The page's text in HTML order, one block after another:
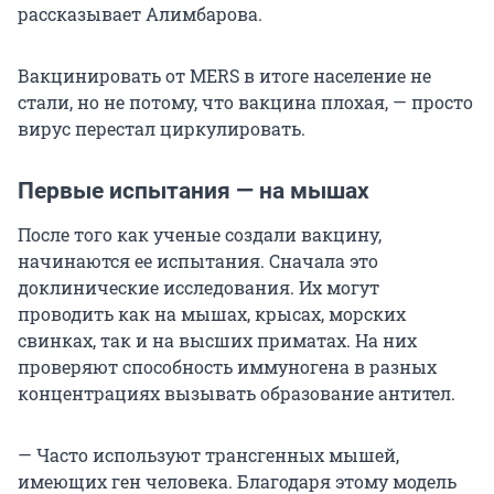
рассказывает Алимбарова.
Вакцинировать от MERS в итоге население не
стали, но не потому, что вакцина плохая, — просто
вирус перестал циркулировать.
Первые испытания — на мышах
После того как ученые создали вакцину,
начинаются ее испытания. Сначала это
доклинические исследования. Их могут
проводить как на мышах, крысах, морских
свинках, так и на высших приматах. На них
проверяют способность иммуногена в разных
концентрациях вызывать образование антител.
— Часто используют трансгенных мышей,
имеющих ген человека. Благодаря этому модель